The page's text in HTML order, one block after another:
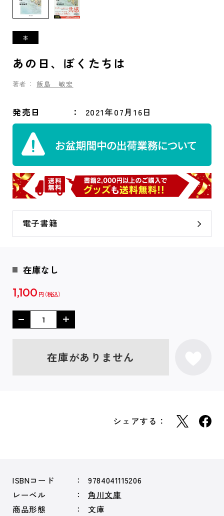
あの日、ぼくたちは
著者： 飯島 敏宏
発売日 2021年07月16日
電子書籍
在庫なし
1,100 円
在庫がありません
シェアする：
ISBNコード
9784041115206
レーベル
角川文庫
商品形態
文庫